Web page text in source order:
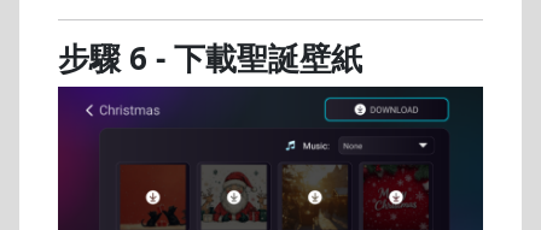
步驟 6 - 下載聖誕壁紙